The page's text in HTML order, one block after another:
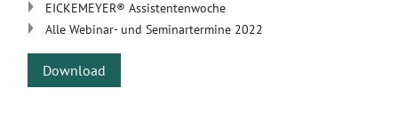
EICKEMEYER® Assistentenwoche
Alle Webinar- und Seminartermine 2022
Download